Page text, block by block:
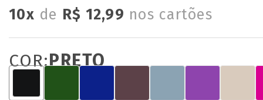
10x de R$ 12,99 nos cartões
COR:PRETO